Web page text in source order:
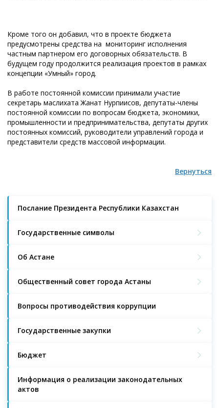
Послание Президента Республики Казахстан
Государственные символы
Об Астане
Общественный совет города Астаны
Вопросы противодействия коррупции
Государственные закупки
Бюджет
Информация о реализации законодательных
актов
Кроме того он добавил, что в проекте бюджета
предусмотрены средства на мониторинг исполнения
частным партнером его договорных обязательств. В
будущем году продолжится реализация проектов в рамках
концепции «Умный» город.
В работе постоянной комиссии принимали участие
секретарь маслихата Жанат Нурпиисов, депутаты-члены
постоянной комиссии по вопросам бюджета, экономики,
промышленности и предпринимательства, депутаты других
постоянных комиссий, руководители управлений города и
представители средств массовой информации.
Вернуться